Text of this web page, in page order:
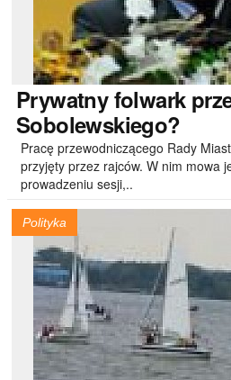
Prywatnyfolwark
Sobolewskiego?
Pracę przewodniczącego Rady
przyjęty przez rajców. W nim mowa
prowadzeniu sesji,..
Polityka